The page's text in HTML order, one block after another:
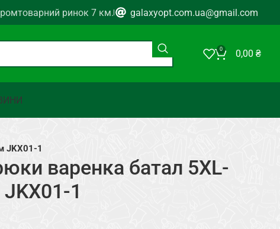
ринок 7 км. galaxyopt.com.ua@gmail.com
0 0,00 ₴
JKX01-1
варенка батал 5XL-
1